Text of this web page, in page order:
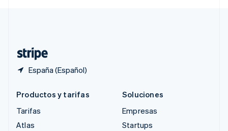
España (Español)
Productos y tarifas
Tarifas
Atlas
Soluciones
Empresas
Startups